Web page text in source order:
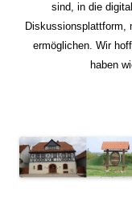
sind, in die
Diskussionsplattform,
ermöglichen. Wir
haben